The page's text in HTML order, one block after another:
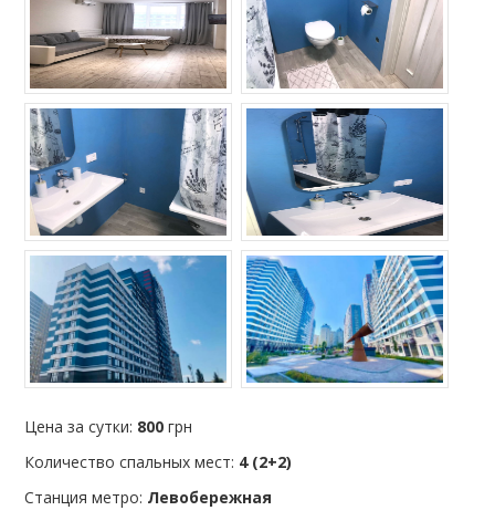
Цена за сутки: 800 грн
Количество спальных мест: 4 (2+2)
Станция метро: Левобережная